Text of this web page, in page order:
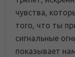
чувства,
того, что ты
сигнальные
показывает